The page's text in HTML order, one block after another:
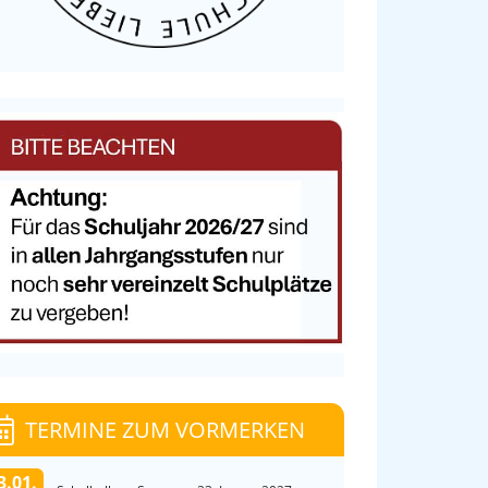
TERMINE ZUM VORMERKEN